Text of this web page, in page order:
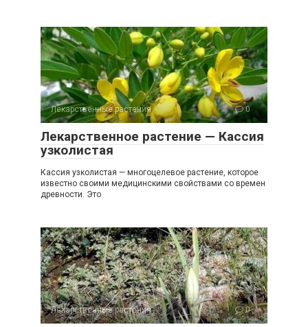
Лекарственные растения 0
Лекарственное растение — Кассия
узколистая
Кассия узколистая — многоцелевое растение, которое
известно своими медицинскими свойствами со времен
древности. Это
Лекарственные растения 0